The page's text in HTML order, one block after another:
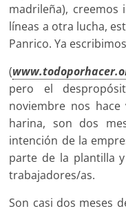
madrileña), creemos
líneas a otra lucha,
Panrico. Ya
(
pero el
noviembre nos
harina, son dos
intención de la
parte de la plantilla
trabajadores/as.
Son casi dos meses